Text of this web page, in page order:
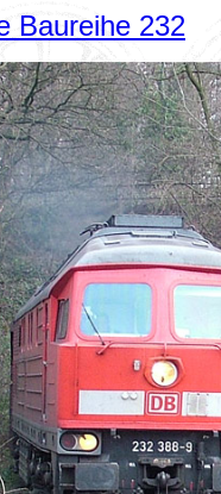
Baureihe 232